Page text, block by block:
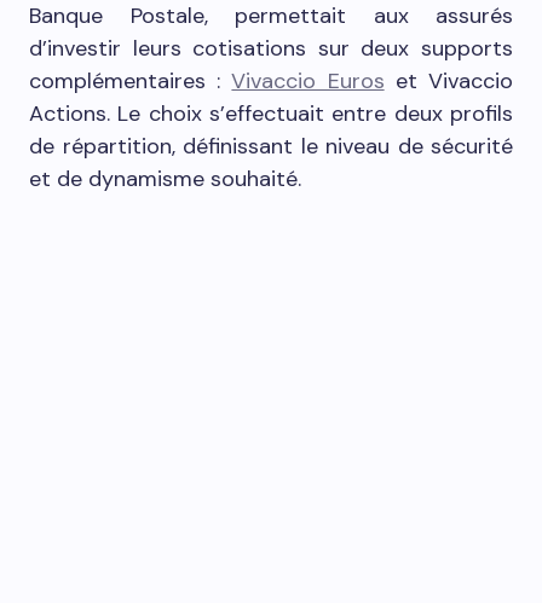
Banque Postale, permettait aux assurés
d’investir leurs cotisations sur deux supports
complémentaires :Vivaccio Euros et Vivaccio
Actions. Le choix s’effectuait entre deux profils
de répartition, définissant le niveau de sécurité
et de dynamisme souhaité.